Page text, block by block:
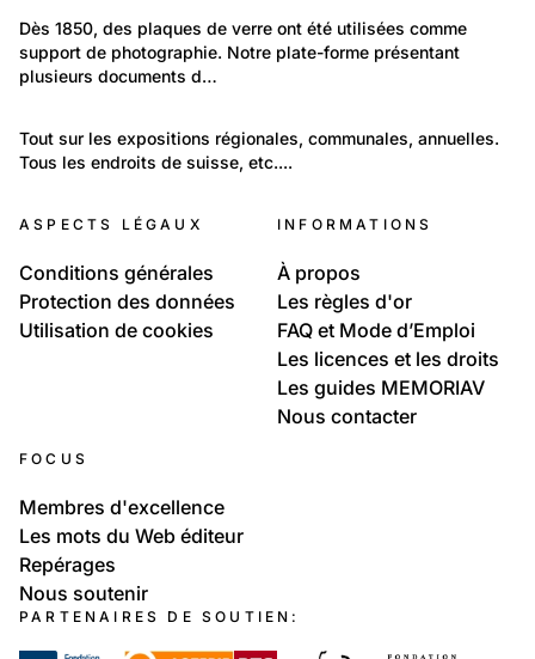
Temps libre et culture: Arts
Les photographies sur plaque de verre
Dès 1850, des plaques de verre ont été utilisées comme
support de photographie. Notre plate-forme présentant
plusieurs documents d…
Travail et Economie: Technologie et science
Foires et Expos en Suisse
Tout sur les expositions régionales, communales, annuelles.
Tous les endroits de suisse, etc....
ASPECTS LÉGAUX
Conditions générales
Protection des données
Utilisation de cookies
INFORMATIONS
À propos
Les règles d'or
FAQ et Mode d’Emploi
Les licences et les droits
Les guides MEMORIAV
Nous contacter
FOCUS
Membres d'excellence
Les mots du Web éditeur
Repérages
Nous soutenir
PARTENAIRES DE SOUTIEN: